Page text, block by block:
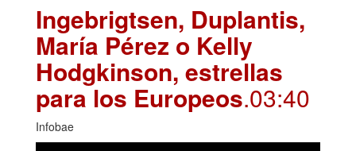
Ingebrigtsen, Duplantis,
María Pérez o Kelly
Hodgkinson, estrellas
para los Europeos.03:40
Infobae